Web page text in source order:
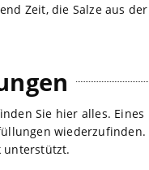
Zeit, die Salze aus der
Sie hier alles. Eines
wiederzufinden.
unterstützt.